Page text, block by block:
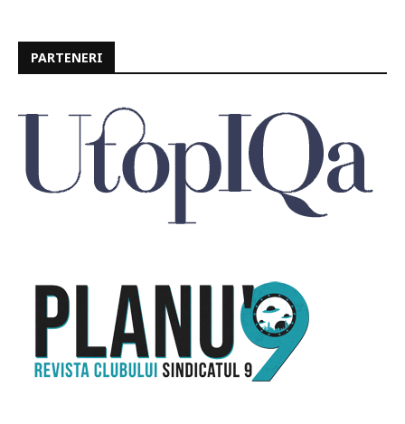
PARTENERI